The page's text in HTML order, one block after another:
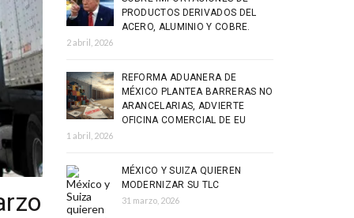
PRODUCTOS DERIVADOS DEL
ACERO, ALUMINIO Y COBRE.
2 abril, 2026
REFORMA ADUANERA DE
MÉXICO PLANTEA BARRERAS NO
ARANCELARIAS, ADVIERTE
OFICINA COMERCIAL DE EU
1 abril, 2026
MÉXICO Y SUIZA QUIEREN
MODERNIZAR SU TLC
31 marzo, 2026